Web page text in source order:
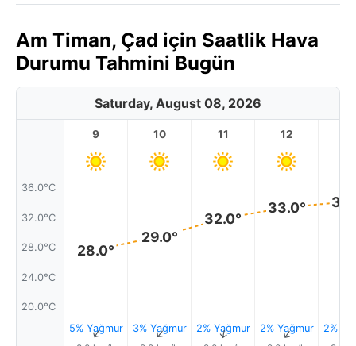
Am Timan, Çad için Saatlik Hava
Durumu Tahmini Bugün
Saturday, August 08, 2026
36.0°C
32.0°C
28.0°C
24.0°C
20.0°C
9
28.0°
5% Yağmur
↑
10
29.0°
3% Yağmur
↑
11
32.0°
2% Yağmur
↑
12
33.0°
2% Yağmur
↑ 2%